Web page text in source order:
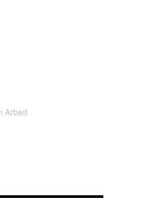
Arbeit